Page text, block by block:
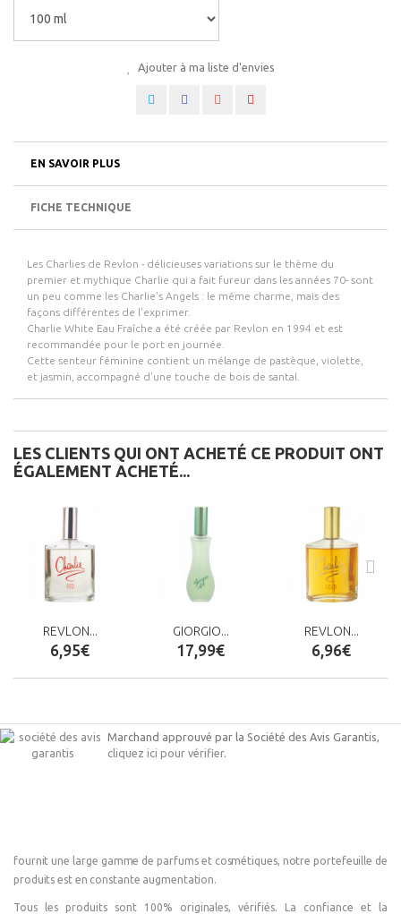
Ajouter à ma liste d'envies
EN SAVOIR PLUS
FICHE TECHNIQUE
Les Charlies de Revlon - délicieuses variations sur le thème du
premier et mythique Charlie qui a fait fureur dans les années 70- sont
un peu comme les Charlie's Angels : le même charme, mais des
façons différentes de l'exprimer.
Charlie White Eau Fraîche a été créée par Revlon en 1994 et est
recommandée pour le port en journée.
Cette senteur féminine contient un mélange de pastèque, violette,
et jasmin, accompagné d'une touche de bois de santal.
LES CLIENTS QUI ONT ACHETÉ CE PRODUIT ONT
ÉGALEMENT ACHETÉ...
REVLON...
6,95€
GIORGIO...
17,99€
REVLON...
6,96€
Marchand approuvé par la Société des Avis Garantis,
cliquez ici pour vérifier.
fournit une large gamme de parfums et cosmétiques, notre portefeuille de
produits est en constante augmentation.
Tous les produits sont 100% originales, vérifiés. La confiance et la